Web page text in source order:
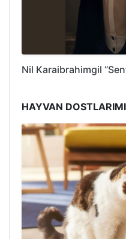
Nil Karaibrahimgil
HAYVAN